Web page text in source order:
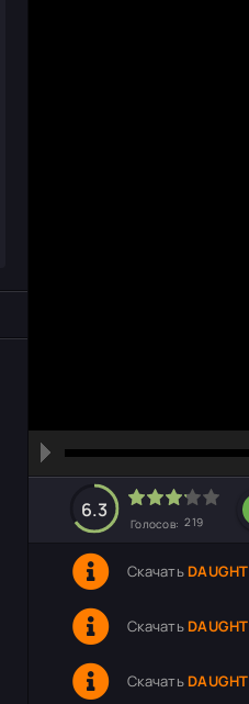
6.3
Голосов: 219
Скачать
Скачать
Скачать